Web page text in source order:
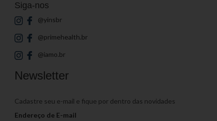
Siga-nos
@yinsbr
@primehealth.br
@iamo.br
Newsletter
Cadastre seu e-mail e fique por dentro das novidades
Endereço de E-mail